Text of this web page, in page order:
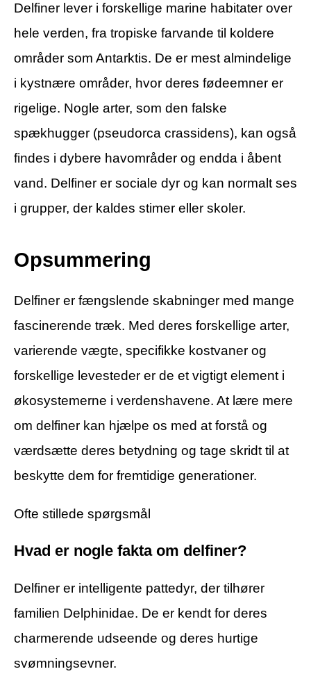
Delfiner lever i forskellige marine habitater over
hele verden, fra tropiske farvande til koldere
områder som Antarktis. De er mest almindelige
i kystnære områder, hvor deres fødeemner er
rigelige. Nogle arter, som den falske
spækhugger (pseudorca crassidens), kan også
findes i dybere havområder og endda i åbent
vand. Delfiner er sociale dyr og kan normalt ses
i grupper, der kaldes stimer eller skoler.
Opsummering
Delfiner er fængslende skabninger med mange
fascinerende træk. Med deres forskellige arter,
varierende vægte, specifikke kostvaner og
forskellige levesteder er de et vigtigt element i
økosystemerne i verdenshavene. At lære mere
om delfiner kan hjælpe os med at forstå og
værdsætte deres betydning og tage skridt til at
beskytte dem for fremtidige generationer.
Ofte stillede spørgsmål
Hvad er nogle fakta om delfiner?
Delfiner er intelligente pattedyr, der tilhører
familien Delphinidae. De er kendt for deres
charmerende udseende og deres hurtige
svømningsevner.